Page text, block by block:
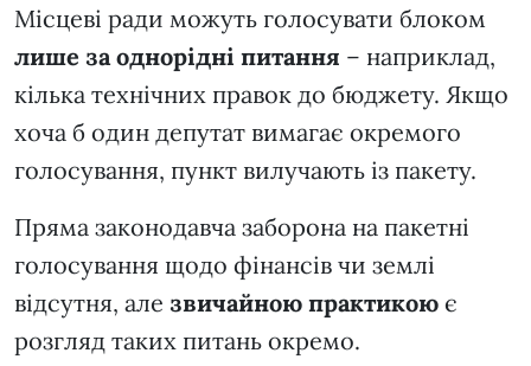
Місцеві ради можуть голосувати блоком
лише за однорідні питання – наприклад,
кілька технічних правок до бюджету. Якщо
хоча б один депутат вимагає окремого
голосування, пункт вилучають із пакету.
Пряма законодавча заборона на пакетні
голосування щодо фінансів чи землі
відсутня, але звичайною практикою є
розгляд таких питань окремо.